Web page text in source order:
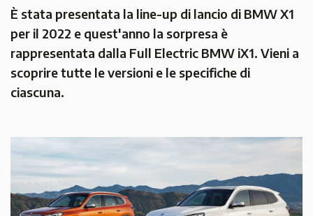
È stata presentata la line-up di lancio di BMW X1
per il 2022 e quest'anno la sorpresa è
rappresentata dalla Full Electric BMW iX1. Vieni a
scoprire tutte le versioni e le specifiche di
ciascuna.